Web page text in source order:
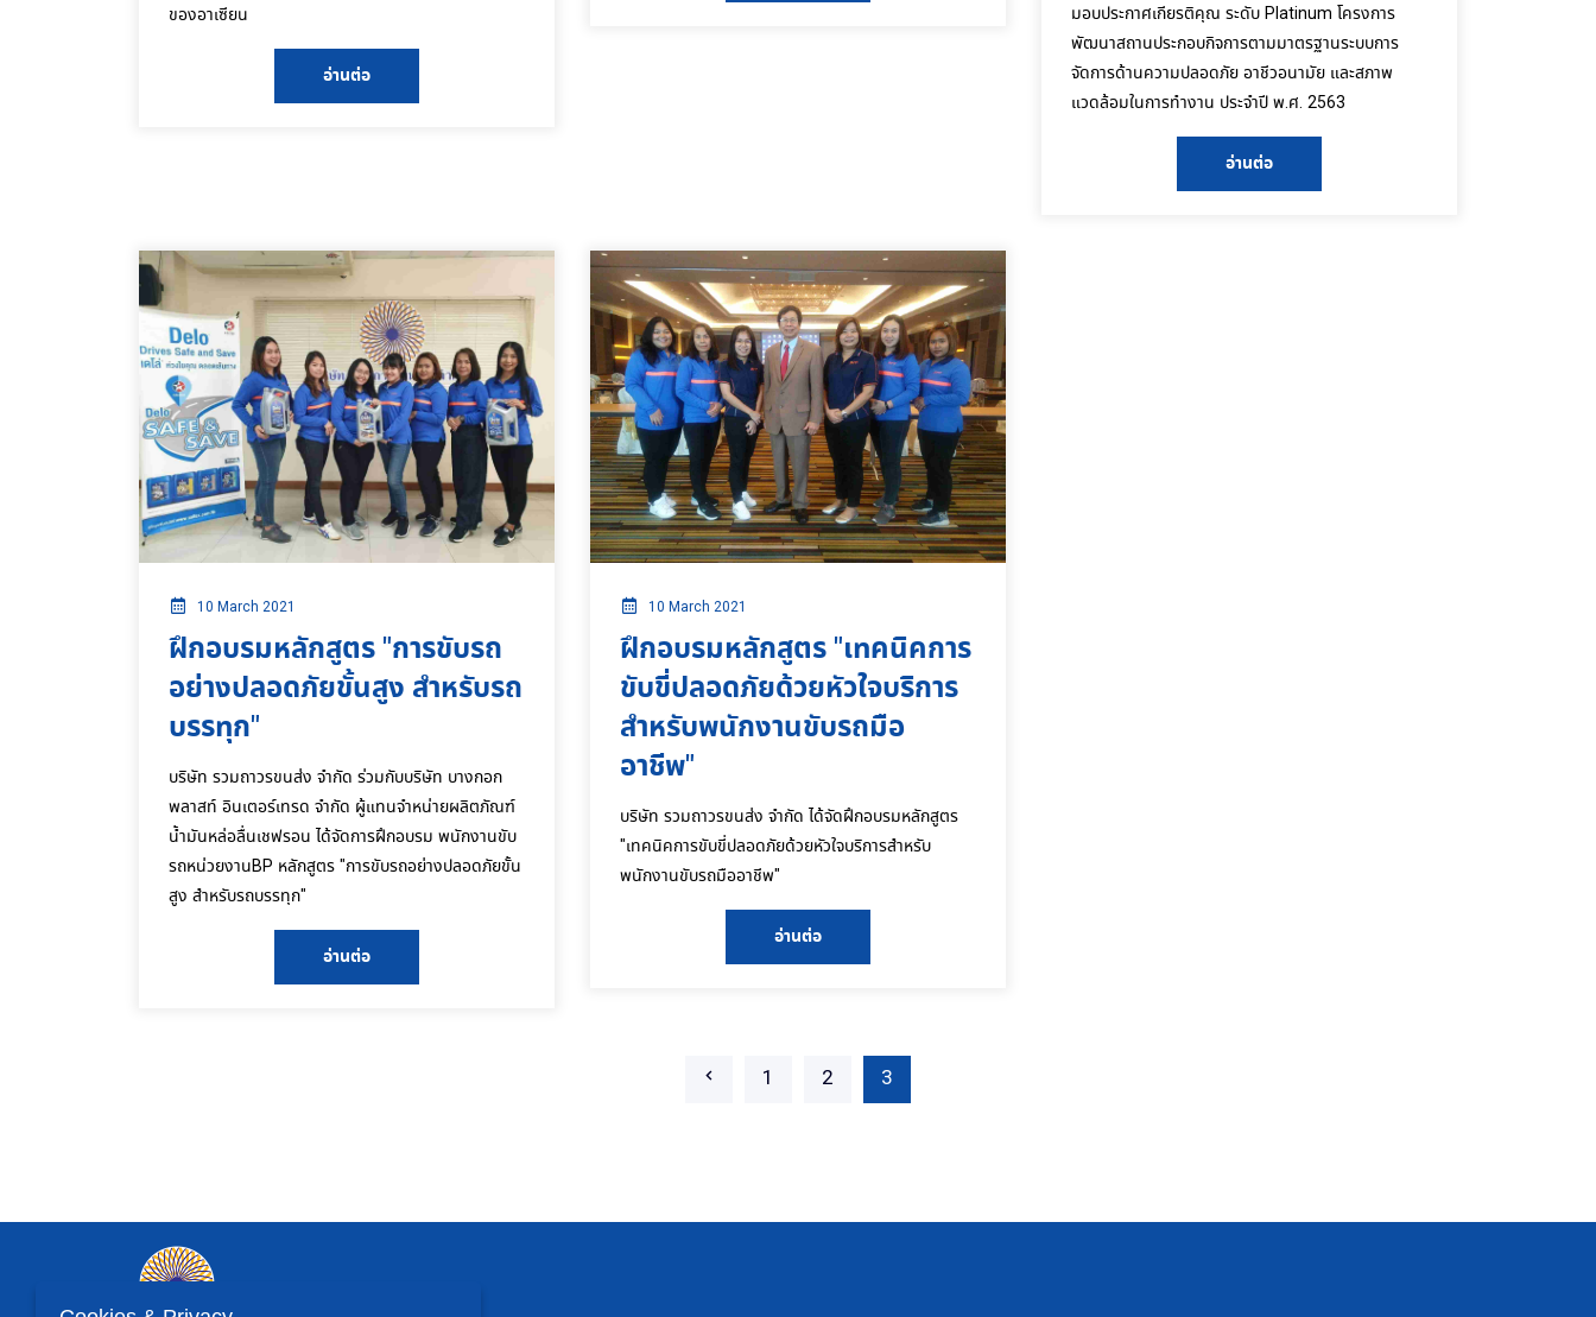
ของอาเซียน
อ่านต่อ
มอบประกาศเกียรติคุณ ระดับ Platinum โครงการ
พัฒนาสถานประกอบกิจการตามมาตรฐานระบบการ
จัดการด้านความปลอดภัย อาชีวอนามัย และสภาพ
แวดล้อมในการทำงาน ประจำปี พ.ศ. 2563
อ่านต่อ
10 March 2021
ฝึกอบรมหลักสูตร "การขับรถ
อย่างปลอดภัยขั้นสูง สำหรับรถ
บรรทุก"
บริษัท รวมถาวรขนส่ง จำกัด ร่วมกับบริษัท บางกอก
พลาสท์ อินเตอร์เทรด จำกัด ผู้แทนจำหน่ายผลิตภัณฑ์
น้ำมันหล่อลื่นเชฟรอน ได้จัดการฝึกอบรม พนักงานขับ
รถหน่วยงานBP หลักสูตร "การขับรถอย่างปลอดภัยขั้น
สูง สำหรับรถบรรทุก"
อ่านต่อ
10 March 2021
ฝึกอบรมหลักสูตร "เทคนิคการ
ขับขี่ปลอดภัยด้วยหัวใจบริการ
สำหรับพนักงานขับรถมือ
อาชีพ"
บริษัท รวมถาวรขนส่ง จำกัด ได้จัดฝึกอบรมหลักสูตร
"เทคนิคการขับขี่ปลอดภัยด้วยหัวใจบริการสำหรับ
พนักงานขับรถมืออาชีพ"
อ่านต่อ
1 2 3